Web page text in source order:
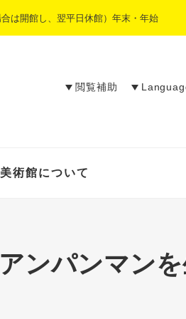
は開館し、翌平日休館）年末・年始
閲覧補助
美術館について
ンパンマン